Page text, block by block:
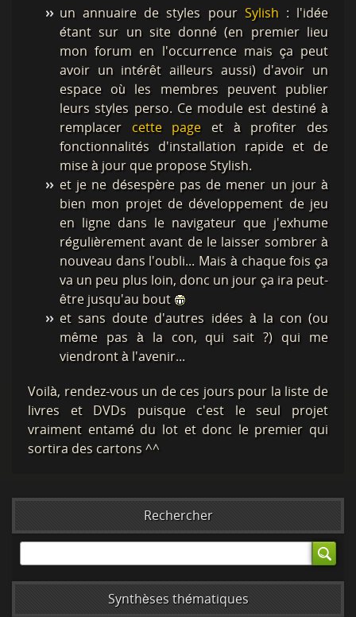
un annuaire de styles pour Sylish : l'idée
étant sur un site donné (en premier lieu
mon forum en l'occurrence mais ça peut
avoir un intérêt ailleurs aussi) d'avoir un
espace où les membres peuvent publier
leurs styles perso. Ce module est destiné à
remplacer cette page et à profiter des
fonctionnalités d'installation rapide et de
mise à jour que propose Stylish.
et je ne désespère pas de mener un jour à
bien mon projet de développement de jeu
en ligne dans le navigateur que j'exhume
régulièrement avant de le laisser sombrer à
nouveau dans l'oubli... Mais à chaque fois ça
va un peu plus loin, donc un jour ça ira peut-
être jusqu'au bout
et sans doute d'autres idées à la con (ou
même pas à la con, qui sait ?) qui me
viendront à l'avenir...
Voilà, rendez-vous un de ces jours pour la liste de
livres et DVDs puisque c'est le seul projet
vraiment entamé du lot et donc le premier qui
sortira des cartons ^^
Rechercher
Synthèses thématiques